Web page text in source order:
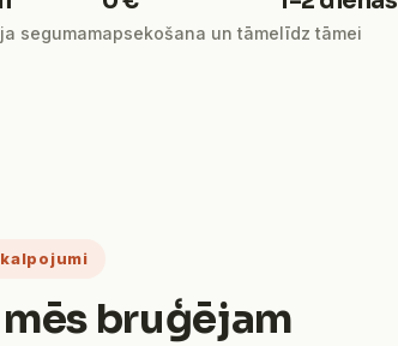
segumamapsekošana un tāmelīdz tāmei
bruģējam